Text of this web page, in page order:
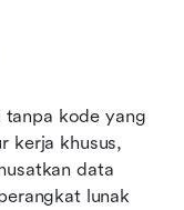
kode yang
data
lunak